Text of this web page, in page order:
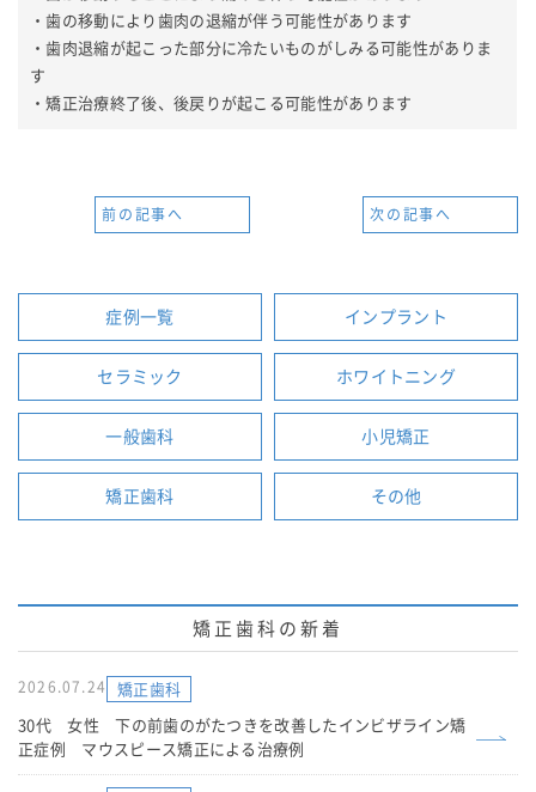
・歯の移動により歯肉の退縮が伴う可能性があります
・歯肉退縮が起こった部分に冷たいものがしみる可能性がありま
す
・矯正治療終了後、後戻りが起こる可能性があります
前の記事へ 次の記事へ
症例一覧 インプラント
セラミック ホワイトニング
一般歯科 小児矯正
矯正歯科 その他
矯正歯科の新着
2026.07.24 矯正歯科
30代 女性 下の前歯のがたつきを改善したインビザライン矯
正症例 マウスピース矯正による治療例